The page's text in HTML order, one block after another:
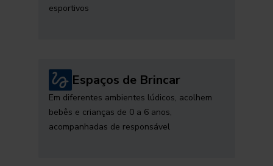
esportivos
Espaços de Brincar
Em diferentes ambientes lúdicos, acolhem
bebês e crianças de 0 a 6 anos,
acompanhadas de responsável